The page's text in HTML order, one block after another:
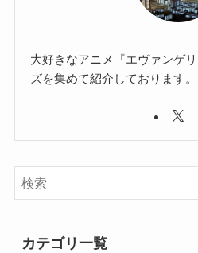
大好きなアニメ『エヴァンゲ
ズを集めて紹介しております。
カテゴリ一覧